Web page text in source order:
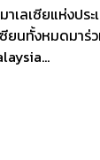
เซียแห่งประเ
ยนทั้งหมดมา